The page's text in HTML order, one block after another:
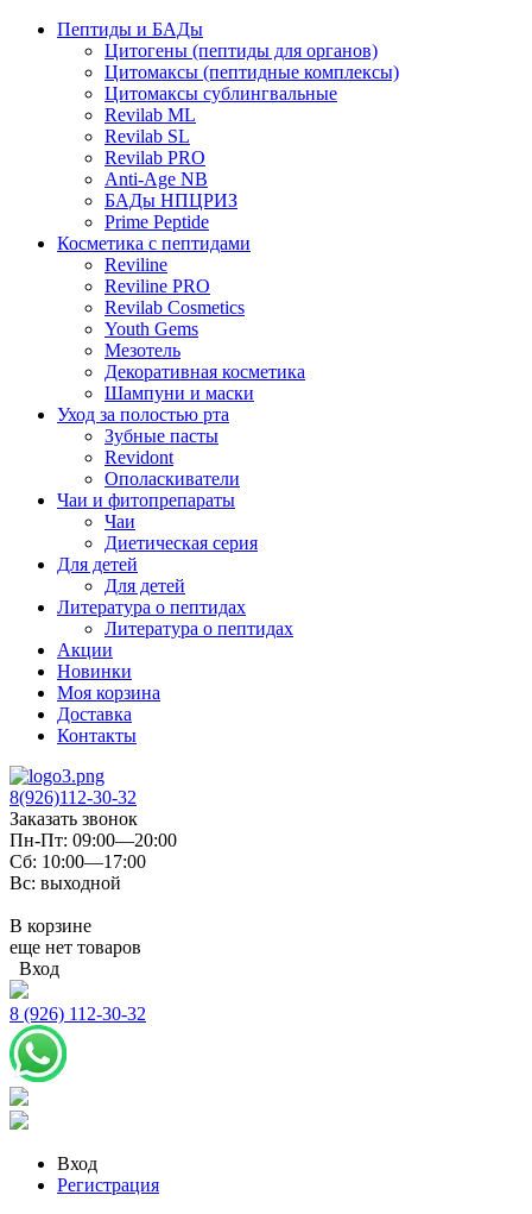
Пептиды и БАДы
Цитогены (пептиды для органов)
Цитомаксы (пептидные комплексы)
Цитомаксы сублингвальные
Revilab ML
Revilab SL
Revilab PRO
Anti-Age NB
БАДы НПЦРИЗ
Prime Peptide
Косметика с пептидами
Reviline
Reviline PRO
Revilab Cosmetics
Youth Gems
Мезотель
Декоративная косметика
Шампуни и маски
Уход за полостью рта
Зубные пасты
Revidont
Ополаскиватели
Чаи и фитопрепараты
Чаи
Диетическая серия
Для детей
Для детей
Литература о пептидах
Литература о пептидах
Акции
Новинки
Моя корзина
Доставка
Контакты
8(926)112-30-32
Заказать звонок
Пн-Пт: 09:00—20:00
Сб: 10:00—17:00
Вс: выходной
В корзине
еще нет товаров
Вход
8 (926) 112-30-32
Вход
Регистрация